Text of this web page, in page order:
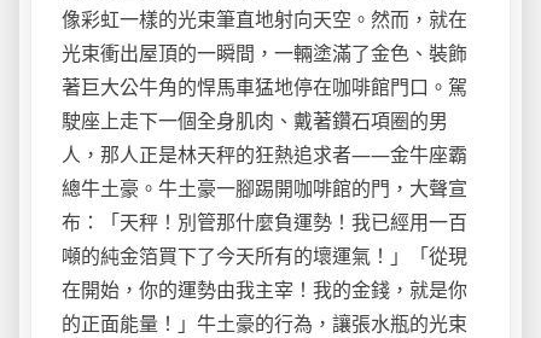
像彩虹一樣的光束筆直地射向天空。然而，就在
光束衝出屋頂的一瞬間，一輛塗滿了金色、裝飾
著巨大公牛角的悍馬車猛地停在咖啡館門口。駕
駛座上走下一個全身肌肉、戴著鑽石項圈的男
人，那人正是林天秤的狂熱追求者——金牛座霸
總牛土豪。牛土豪一腳踢開咖啡館的門，大聲宣
布：「天秤！別管那什麼負運勢！我已經用一百
噸的純金箔買下了今天所有的壞運氣！」「從現
在開始，你的運勢由我主宰！我的金錢，就是你
的正面能量！」牛土豪的行為，讓張水瓶的光束